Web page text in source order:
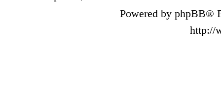
Powered by phpBB®
http://